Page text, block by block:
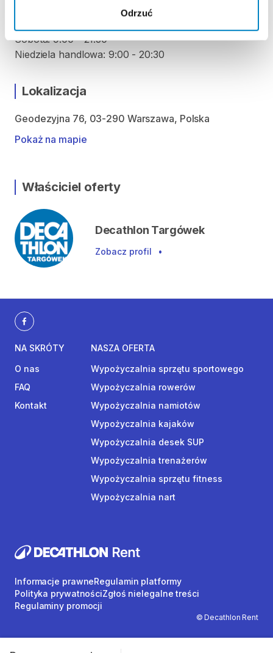
Odrzuć
Sobota: 9:00 - 21:30
Niedziela handlowa: 9:00 - 20:30
Lokalizacja
Geodezyjna 76, 03-290 Warszawa, Polska
Pokaż na mapie
Właściciel oferty
Decathlon Targówek
Zobacz profil •
NA SKRÓTY
O nas
FAQ
Kontakt
NASZA OFERTA
Wypożyczalnia sprzętu sportowego
Wypożyczalnia rowerów
Wypożyczalnia namiotów
Wypożyczalnia kajaków
Wypożyczalnia desek SUP
Wypożyczalnia trenażerów
Wypożyczalnia sprzętu fitness
Wypożyczalnia nart
© Decathlon Rent
Informacje prawneRegulamin platformy
Polityka prywatnościZgłoś nielegalne treści
Regulaminy promocji